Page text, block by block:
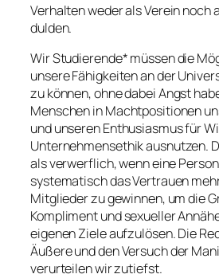
Verhalten weder als Verein noch
dulden.
Wir Studierende* müssen die
unsere Fähigkeiten an der
zu können, ohne dabei Angst
Menschen in Machtpositionen
und unseren Enthusiasmus für
Unternehmensethik ausnutzen.
als verwerflich, wenn eine
systematisch das Vertrauen
Mitglieder zu gewinnen, um die
Kompliment und sexueller
eigenen Ziele aufzulösen. Die
Äußere und den Versuch der
verurteilen wir zutiefst.